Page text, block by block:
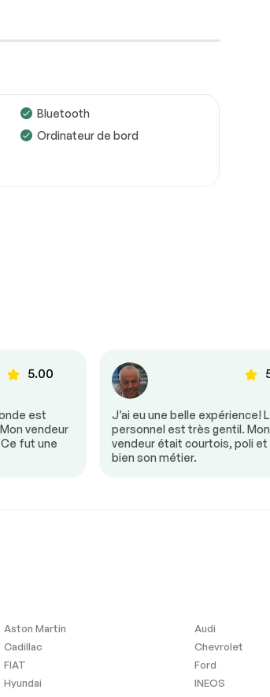
Bluetooth
Ordinateur de bord
Climatisation automatique
Demarrage sans clé
Portes à commande
électrique
Siège à commande
5.00
est
vendeur
fut une
J’ai eu une belle expérience!
personnel est très gentil. Mon
vendeur était courtois, poli et
bien son métier.
Aston Martin Audi
Cadillac Chevrolet
FIAT Ford
Hyundai INEOS